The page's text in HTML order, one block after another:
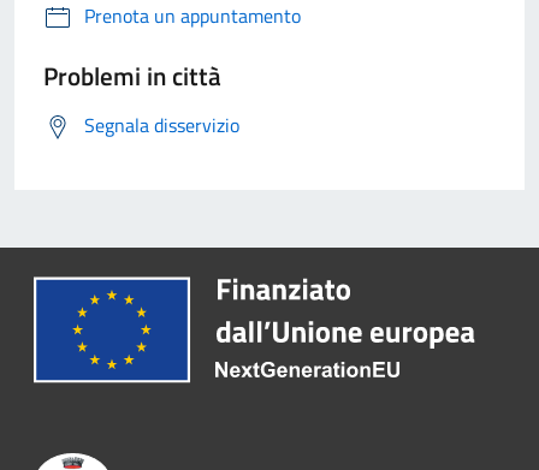
Prenota un appuntamento
Problemi in città
Segnala disservizio